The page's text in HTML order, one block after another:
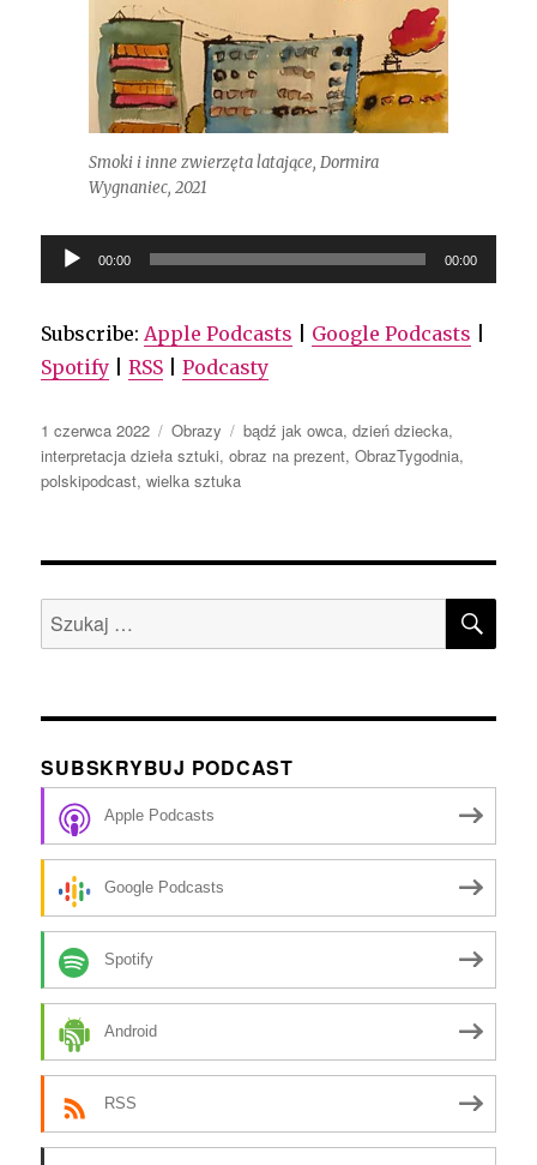
Smoki i inne zwierzęta latające, Dormira
Wygnaniec, 2021
Odtwarzacz
plików
00:00 00:00
Subscribe: Apple Podcasts Google Podcasts
Spotify |RSS |Podcasty
Data
publikacji
1 czerwca 2022 Kategorie
Obrazy Tagi
bądź jak owca,dzień dziecka,
interpretacja dzieła sztuki,obraz na prezent,ObrazTygodnia,
polskipodcast,wielka sztuka
Szukaj:
SUBSKRYBUJ PODCAST
Apple Podcasts
Google Podcasts
Spotify
Android
RSS